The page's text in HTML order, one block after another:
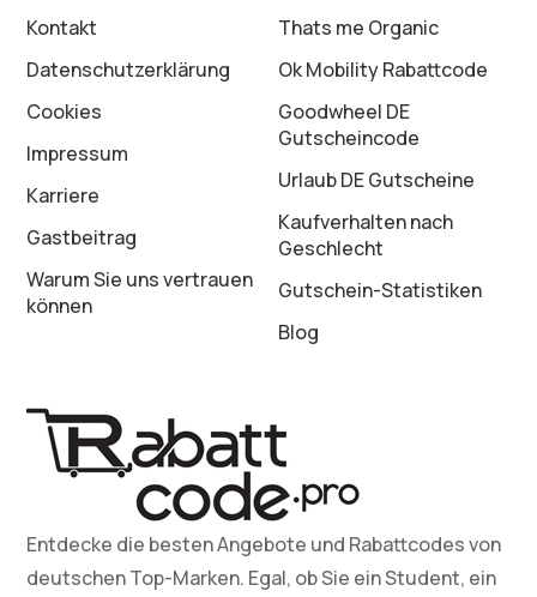
Kontakt
Datenschutz­erklärung
Cookies
Impressum
Karriere
Gastbeitrag
Warum Sie uns vertrauen
können
Thats me Organic
Ok Mobility Rabattcode
Goodwheel DE
Gutscheincode
Urlaub DE Gutscheine
Kaufverhalten nach
Geschlecht
Gutschein-Statistiken
Blog
Entdecke die besten Angebote und Rabattcodes von
deutschen Top-Marken. Egal, ob Sie ein Student, ein